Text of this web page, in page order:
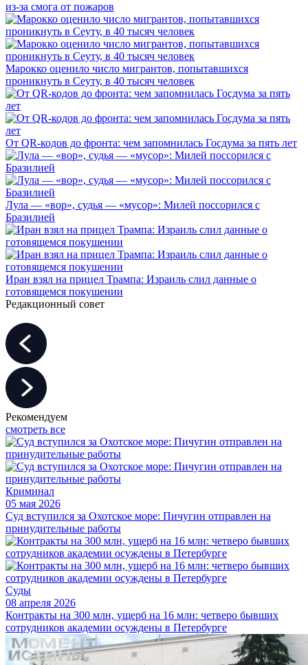
из-за смога от пожаров
Марокко оценило число мигрантов, попытавшихся
проникнуть в Сеуту, в 40 тысяч человек
От QR-кодов до фронта: чем запомнилась Госдума за пять лет
Лула — «вор», судья — «мусор»: Милей поссорился с
Бразилией
Иран взял на прицел Трампа: Израиль слил данные о
готовящемся покушении
Редакционный совет
Рекомендуем
смотреть все
Криминал
05 мая 2026
Суд вступился за Охотское море: Пичугин отправлен на
принудительные работы
Суды
08 апреля 2026
Контракты на 300 млн, ущерб на 16 млн: четверо бывших
сотрудников академии осуждены в Петербурге